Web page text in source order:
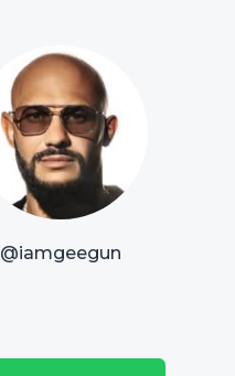
@iamgeegun